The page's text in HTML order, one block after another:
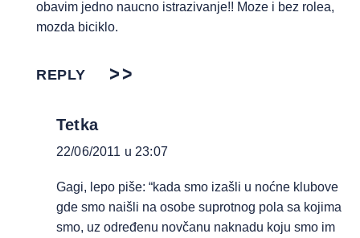
obavim jedno naucno istrazivanje!! Moze i bez rolea,
mozda biciklo.
REPLY
Tetka
22/06/2011 u 23:07
Gagi, lepo piše: “kada smo izašli u noćne klubove
gde smo naišli na osobe suprotnog pola sa kojima
smo, uz određenu novčanu naknadu koju smo im